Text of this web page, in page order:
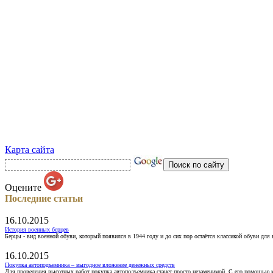
Карта сайта
Оцените
Последние статьи
16.10.2015
История военных берцев
Берцы - вид военной обуви, который появился в 1944 году и до сих пор остаётся классикой обуви
16.10.2015
Покупка автоподъемника – выгодное вложение денежных средств
Для проведения высотных работ покупка автоподъемника станет просто незаменимой. С его